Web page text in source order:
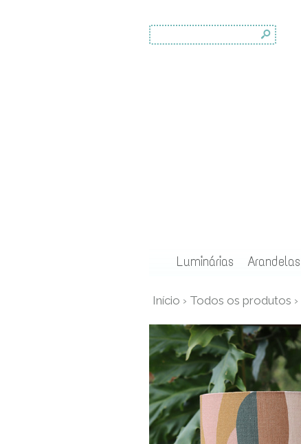
s
Luminárias Arandelas
Início › Todos os produtos ›